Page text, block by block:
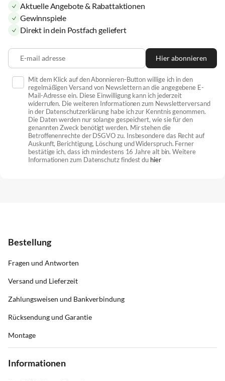
Aktuelle Angebote & Rabattaktionen
Gewinnspiele
Direkt in dein Postfach geliefert
E-mail adresse Hier abonnieren
Mit dem Klick auf den Abonnieren-Button willige ich in den
regelmäßigen Versand von Newslettern an die angegebene E-
Mail-Adresse ein. Diese Einwilligung kann ich jederzeit
widerrufen. Die weiteren Informationen zum Newsletterversand
in der Datenschutzerklärung habe ich zur Kenntnis genommen.
Die Daten werden nur solange gespeichert, wie sie für den
genannten Zweck benötigt werden. Mir stehen die
Betroffenenrechte der DSGVO zu. Insbesondere das Recht auf
Auskunft, Berichtigung, Löschung und Widerspruch. Ferner
bestätige ich, dass ich mindestens 16 Jahre alt bin. Weitere
Informationen zum Datenschutz findest du hier
Bestellung
Fragen und Antworten
Versand und Lieferzeit
Zahlungsweisen und Bankverbindung
Rücksendung und Garantie
Montage
Informationen